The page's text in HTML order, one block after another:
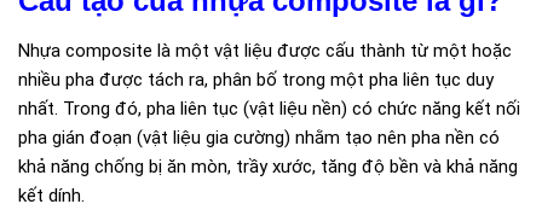
Nhựa composite là một vật liệu được cấu thành từ một hoặc
nhiều pha được tách ra, phân bố trong một pha liên tục duy
nhất. Trong đó, pha liên tục (vật liệu nền) có chức năng kết nối
pha gián đoạn (vật liệu gia cường) nhằm tạo nên pha nền có
khả năng chống bị ăn mòn, trầy xước, tăng độ bền và khả năng
kết dính.